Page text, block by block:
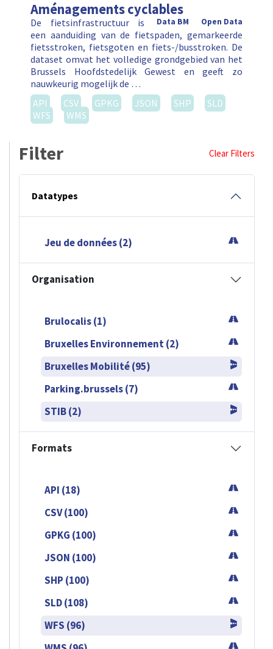
Aménagements cyclables
Open Data
Data BM
De fietsinfrastructuur is
een aanduiding van de fietspaden, gemarkeerde
fietsstroken, fietsgoten en fiets-/busstroken. De
dataset omvat het volledige grondgebied van het
Brussels Hoofdstedelijk Gewest en geeft zo
nauwkeurig mogelijk de …
API
CSV GPKG JSON SHP
SLD
WFS
WMS
Filter Clear Filters
Datatypes
Jeu de données (2)
Organisation
Brulocalis (1)
Bruxelles Environnement (2)
Bruxelles Mobilité (95)
Parking.brussels (7)
STIB (2)
Formats
API (18)
CSV (100)
GPKG (100)
JSON (100)
SHP (100)
SLD (108)
WFS (96)